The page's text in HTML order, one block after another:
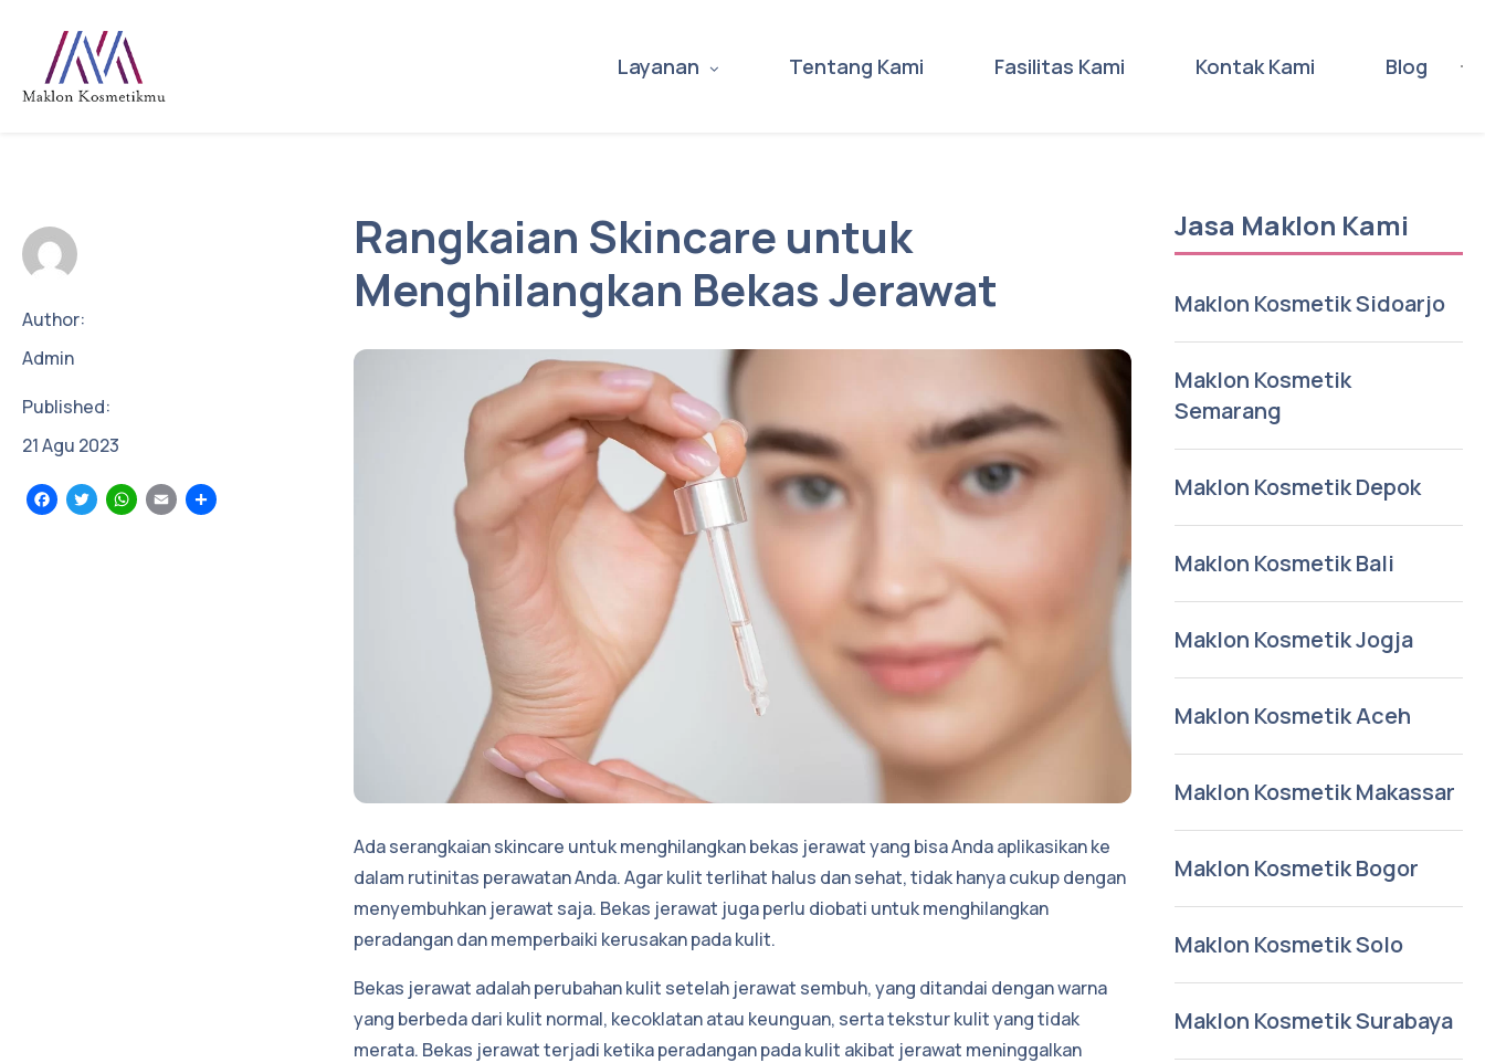
Layanan Tentang Kami Fasilitas Kami Kontak Kami Blog
Author:
Admin
Published:
21Agu 2023
Facebook
TwitterWhatsApp
Email
Rangkaian Skincare untuk
Menghilangkan Bekas Jerawat
Ada serangkaian skincare untuk menghilangkan bekas jerawat yang bisa Anda aplikasikan ke
dalam rutinitas perawatan Anda. Agar kulit terlihat halus dan sehat, tidak hanya cukup dengan
menyembuhkan jerawat saja. Bekas jerawat juga perlu diobati untuk menghilangkan
peradangan dan memperbaiki kerusakan pada kulit.
Bekas jerawat adalah perubahan kulit setelah jerawat sembuh, yang ditandai dengan warna
yang berbeda dari kulit normal, kecoklatan atau keunguan, serta tekstur kulit yang tidak
merata. Bekas jerawat terjadi ketika peradangan pada kulit akibat jerawat meninggalkan
Jasa Maklon Kami
Maklon Kosmetik Sidoarjo
Maklon Kosmetik
Semarang
Maklon Kosmetik Depok
Maklon Kosmetik Bali
Maklon Kosmetik Jogja
Maklon Kosmetik Aceh
Maklon Kosmetik Makassar
Maklon Kosmetik Bogor
Maklon Kosmetik Solo
Maklon Kosmetik Surabaya